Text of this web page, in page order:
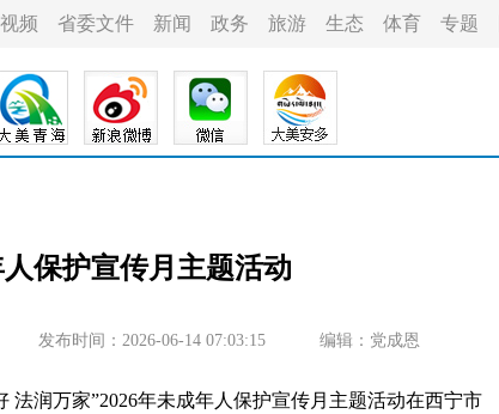
视频 省委文件 新闻 政务 旅游 生态 体育 专题
保护宣传月主题活动
发布时间：2026-06-14 07:03:15 编辑：党成恩
润万家”2026年未成年人保护宣传月主题活动在西宁市